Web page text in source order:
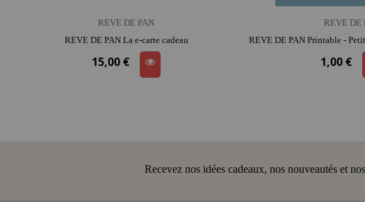
REVE DE PAN
REVE DE PAN La e-carte cadeau
15,00 €
REVE DE
1,00 €
Recevez nos idées cadeaux, nos nouveautés et